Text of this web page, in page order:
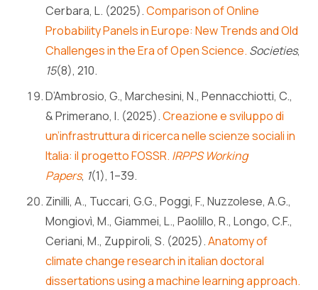
Cerbara, L. (2025).Comparison of Online
Probability Panels in Europe: New Trends and Old
Challenges in the Era of Open Science. Societies,
15(8), 210.
D’Ambrosio, G., Marchesini, N., Pennacchiotti, C.,
& Primerano, I. (2025).Creazione e sviluppo di
un’infrastruttura di ricerca nelle scienze sociali in
Italia: il progetto FOSSR. IRPPS Working
Papers, 1(1), 1–39.
Zinilli, A., Tuccari, G.G., Poggi, F., Nuzzolese, A.G.,
Mongiovì, M., Giammei, L., Paolillo, R., Longo, C.F.,
Ceriani, M., Zuppiroli, S. (2025).Anatomy of
climate change research in italian doctoral
dissertations using a machine learning approach.